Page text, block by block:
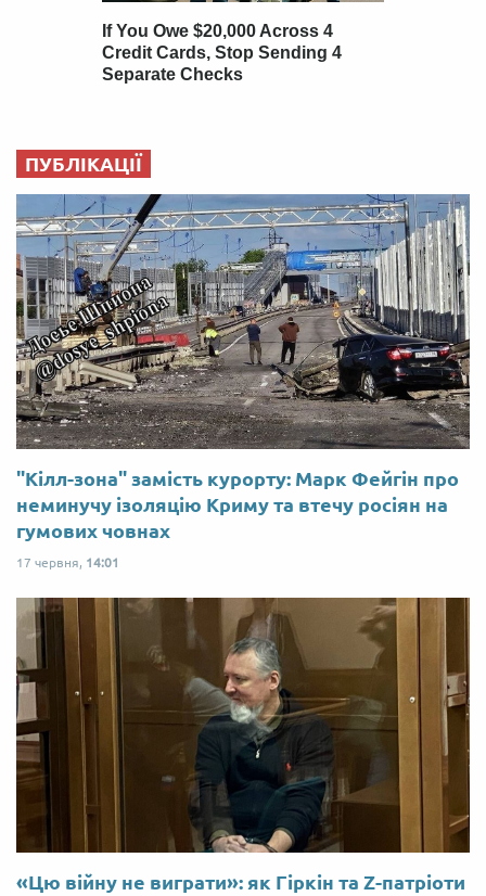
ПУБЛІКАЦІЇ
"Кілл-зона" замість курорту: Марк Фейгін про
неминучу ізоляцію Криму та втечу росіян на
гумових човнах
17 червня, 14:01
«Цю війну не виграти»: як Гіркін та Z-патріоти